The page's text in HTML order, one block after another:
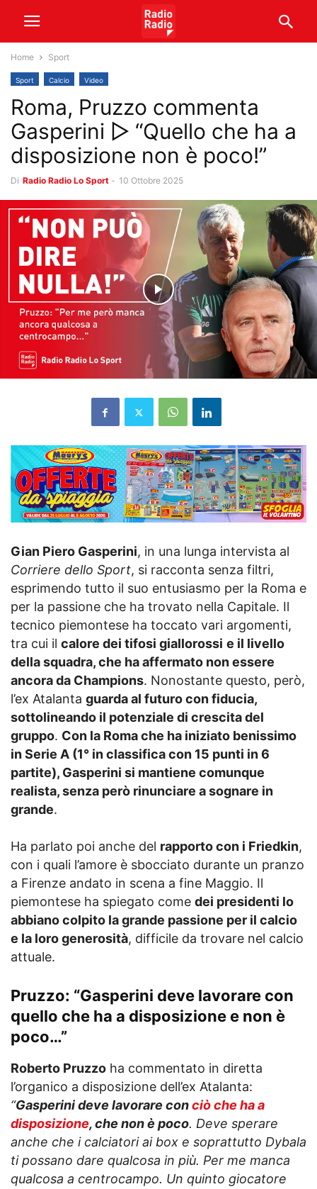
Home Sport
Sport Calcio Video
Roma, Pruzzo commenta
Gasperini ▷ “Quello che ha a
disposizione non è poco!”
Di Radio Radio Lo Sport - 10 Ottobre 2025
Gian Piero Gasperini, in una lunga intervista al
Corriere dello Sport, si racconta senza filtri,
esprimendo tutto il suo entusiasmo per la Roma e
per la passione che ha trovato nella Capitale. Il
tecnico piemontese ha toccato vari argomenti,
tra cui il calore dei tifosi giallorossi e il livello
della squadra, che ha affermato non essere
ancora da Champions. Nonostante questo, però,
l’ex Atalanta guarda al futuro con fiducia,
sottolineando il potenziale di crescita del
gruppo. Con la Roma che ha iniziato benissimo
in Serie A (1° in classifica con 15 punti in 6
partite), Gasperini si mantiene comunque
realista, senza però rinunciare a sognare in
grande.
Ha parlato poi anche del rapporto con i Friedkin,
con i quali l’amore è sbocciato durante un pranzo
a Firenze andato in scena a fine Maggio. Il
piemontese ha spiegato come dei presidenti lo
abbiano colpito la grande passione per il calcio
e la loro generosità, difficile da trovare nel calcio
attuale.
Pruzzo: “Gasperini deve lavorare con
quello che ha a disposizione e non è
poco…”
Roberto Pruzzo ha commentato in diretta
l’organico a disposizione dell’ex Atalanta:
“Gasperini deve lavorare conciò che ha a
disposizione, che non è poco. Deve sperare
anche che i calciatori ai box e soprattutto Dybala
ti possano dare qualcosa in più. Per me manca
qualcosa a centrocampo. Un quinto giocatore